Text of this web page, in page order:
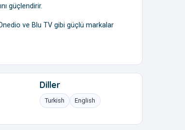
güçlendirir.
ve Blu TV gibi güçlü markalar
Diller
Turkish English